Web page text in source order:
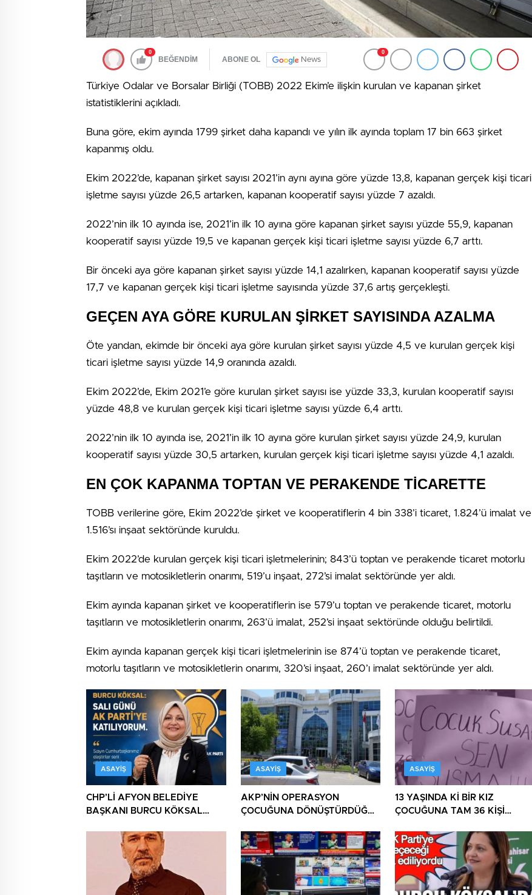
0
BEĞENDİM ABONE OL News
0
Türkiye Odalar ve Borsalar Birliği (TOBB) 2022 Ekim’e ilişkin kurulan ve kapanan şirket
istatistiklerini açıkladı.
Buna göre, ekim ayında 1799 şirket daha kapandı ve yılın ilk ayında toplam 17 bin 663 şirket
kapanmış oldu.
Ekim 2022’de, kapanan şirket sayısı 2021’in aynı ayına göre yüzde 13,8, kapanan gerçek kişi ticari
işletme sayısı yüzde 26,5 artarken, kapanan kooperatif sayısı yüzde 7 azaldı.
2022’nin ilk 10 ayında ise, 2021’in ilk 10 ayına göre kapanan şirket sayısı yüzde 55,9, kapanan
kooperatif sayısı yüzde 19,5 ve kapanan gerçek kişi ticari işletme sayısı yüzde 6,7 arttı.
Bir önceki aya göre kapanan şirket sayısı yüzde 14,1 azalırken, kapanan kooperatif sayısı yüzde
17,7 ve kapanan gerçek kişi ticari işletme sayısında yüzde 37,6 artış gerçekleşti.
GEÇEN AYA GÖRE KURULAN ŞİRKET SAYISINDA AZALMA
Öte yandan, ekimde bir önceki aya göre kurulan şirket sayısı yüzde 4,5 ve kurulan gerçek kişi
ticari işletme sayısı yüzde 14,9 oranında azaldı.
Ekim 2022’de, Ekim 2021’e göre kurulan şirket sayısı ise yüzde 33,3, kurulan kooperatif sayısı
yüzde 48,8 ve kurulan gerçek kişi ticari işletme sayısı yüzde 6,4 arttı.
2022’nin ilk 10 ayında ise, 2021’in ilk 10 ayına göre kurulan şirket sayısı yüzde 24,9, kurulan
kooperatif sayısı yüzde 30,5 artarken, kurulan gerçek kişi ticari işletme sayısı yüzde 4,1 azaldı.
EN ÇOK KAPANMA TOPTAN VE PERAKENDE TİCARETTE
TOBB verilerine göre, Ekim 2022’de şirket ve kooperatiflerin 4 bin 338’i ticaret, 1.824’ü imalat ve
1.516’sı inşaat sektöründe kuruldu.
Ekim 2022’de kurulan gerçek kişi ticari işletmelerinin; 843’ü toptan ve perakende ticaret motorlu
taşıtların ve motosikletlerin onarımı, 519’u inşaat, 272’si imalat sektöründe yer aldı.
Ekim ayında kapanan şirket ve kooperatiflerin ise 579’u toptan ve perakende ticaret, motorlu
taşıtların ve motosikletlerin onarımı, 263’ü imalat, 252’si inşaat sektöründe olduğu belirtildi.
Ekim ayında kapanan gerçek kişi ticari işletmelerinin ise 874’ü toptan ve perakende ticaret,
motorlu taşıtların ve motosikletlerin onarımı, 320’si inşaat, 260’ı imalat sektöründe yer aldı.
ASAYIŞ
CHP’Lİ AFYON BELEDİYE
BAŞKANI BURCU KÖKSAL
BELEDİYEYİ DE GÖTÜRÜYOR!
ASAYIŞ
AKP’NİN OPERASYON
ÇOCUĞUNA DÖNÜŞTÜRDÜĞÜ
DAHA!
ASAYIŞ
13 YAŞINDA Kİ BİR KIZ
ÇOCUĞUNA TAM 36 KİŞİ
BU HALK NEREYE SAVRULDU
NASIL SAVRULDU!